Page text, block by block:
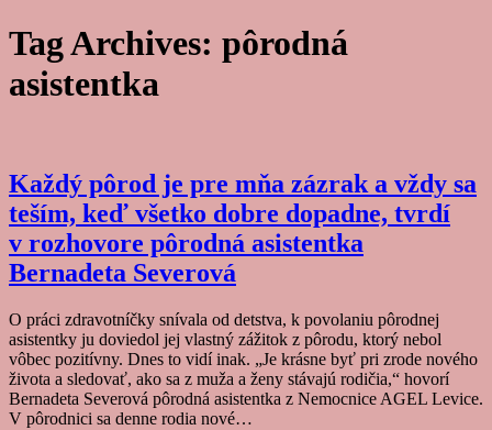
Tag Archives: pôrodná
asistentka
Každý pôrod je pre mňa zázrak a vždy sa
teším, keď všetko dobre dopadne, tvrdí
v rozhovore pôrodná asistentka
Bernadeta Severová
O práci zdravotníčky snívala od detstva, k povolaniu pôrodnej
asistentky ju doviedol jej vlastný zážitok z pôrodu, ktorý nebol
vôbec pozitívny. Dnes to vidí inak. „Je krásne byť pri zrode nového
života a sledovať, ako sa z muža a ženy stávajú rodičia,“ hovorí
Bernadeta Severová pôrodná asistentka z Nemocnice AGEL Levice.
V pôrodnici sa denne rodia nové…